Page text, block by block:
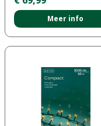
Meer info